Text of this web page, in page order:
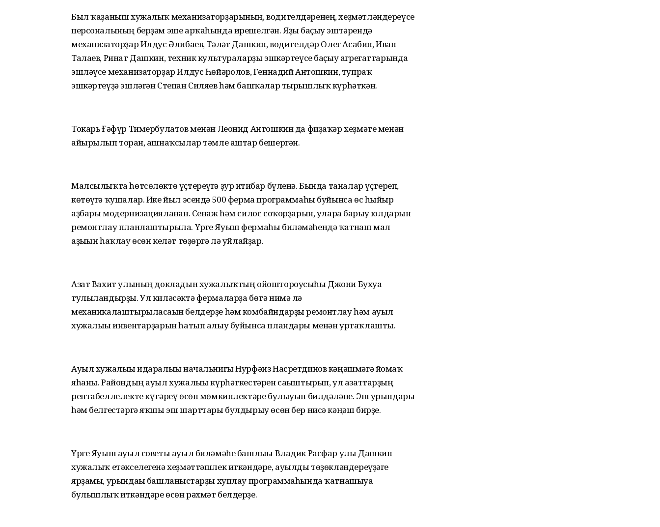
Был ҡаҙаныш хужалыҡ механизаторҙарының, водителдәренең, хеҙмәтләндереүсе
персоналының берҙәм эше арҡаһында ирешелгән. Яҙғы баҫыу эштәрендә
механизаторҙар Илдус Әлибаев, Тәлғәт Дашкин, водителдәр Олег Асабин, Иван
Талаев, Ринат Дашкин, техник культураларҙы эшкәртеүсе баҫыу агрегаттарында
эшләүсе механизаторҙар Илдус Һөйәрғолов, Геннадий Антошкин, тупраҡ
эшкәртеүҙә эшләгән Степан Силяев һәм башҡалар тырышлыҡ күрһәткән.
Токарь Ғәфүр Тимербулатов менән Леонид Антошкин да фиҙаҡәр хеҙмәте менән
айырылып торған, ашнаҡсылар тәмле аштар бешергән.
Малсылыҡта һөтсөлөктө үҫтереүгә ҙур иғтибар бүленә. Бында таналар үҫтереп,
көтөүгә ҡушалар. Ике йыл эсендә 500 ферма программаһы буйынса өс һыйыр
аҙбары модернизацияланған. Сенаж һәм силос соҡорҙарын, уларға барыу юлдарын
ремонтлау планлаштырыла. Үрге Яуыш фермаһы биләмәһендә ҡатнаш мал
аҙығын һаҡлау өсөн келәт төҙөргә лә уйлайҙар.
Азат Вахит улының докладын хужалыҡтың ойоштороусыһы Джони Бухуа
тулыландырҙы. Ул киләсәктә фермаларҙа бөтә нимә лә
механикалаштырыласағын белдерҙе һәм комбайндарҙы ремонтлау һәм ауыл
хужалығы инвентарҙарын һатып алыу буйынса пландары менән уртаҡлашты.
Ауыл хужалығы идаралығы начальнигы Нурфәиз Насретдинов кәңәшмәгә йомғаҡ
яһаны. Райондың ауыл хужалығы күрһәткестәрен сағыштырып, ул азаттарҙың
рентабеллелекте күтәреү өсөн мөмкинлектәре булыуын билдәләне. Эш урындары
һәм белгестәргә яҡшы эш шарттары булдырыу өсөн бер нисә кәңәш бирҙе.
Үрге Яуыш ауыл советы ауыл биләмәһе башлығы Владик Расфар улы Дашкин
хужалыҡ етәкселегенә хеҙмәттәшлек иткәндәре, ауылды төҙөкләндереүҙәге
ярҙамы, урындағы башланғыстарҙы хуплау программаһында ҡатнашыуға
булышлыҡ иткәндәре өсөн рәхмәт белдерҙе.